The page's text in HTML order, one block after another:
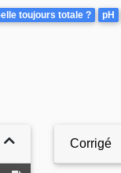
toujours totale ? pH
Corrigé